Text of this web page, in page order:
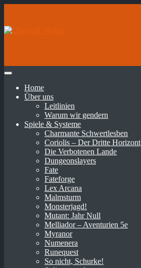
Home
Über uns
Leitlinien
Warum wir gendern
Spiele & Systeme
Charmante Schwertlesben
Coriolis – Der Dritte Horizont
Die Verbotenen Lande
Dungeonslayers
Fate
Fateforge
Lex Arcana
Malmsturm
Monsterjagd!
Mutant: Jahr Null
Melliador – Aventurien 5e
Myranor
Numenera
Runequest
So nicht, Schurke!